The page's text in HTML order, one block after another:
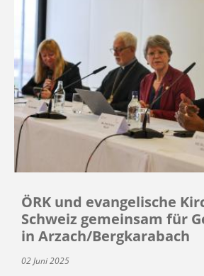
ÖRK und evangelische
Schweiz gemeinsam für
in Arzach/Bergkarabach
02 Juni 2025